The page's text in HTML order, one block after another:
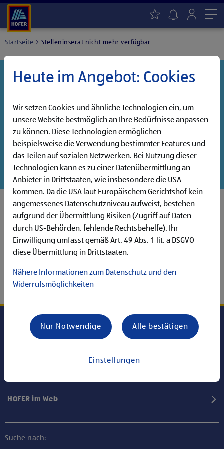
Startseite Stelleninserat nicht mehr verfügbar
haben noch weitere Jobs, die auf dich warten!
Danke für dein Interesse!
Entdecke unsere offenen Jobs oder abonniere deinen
persönlichen Jobalarm:
Jobsuche Jobalarm
HOFER im Web
Suche nach:
Heute im Angebot: Cookies
Wir setzen Cookies und ähnliche Technologien ein, um
unsere Website bestmöglich an Ihre Bedürfnisse anpassen
zu können. Diese Technologien ermöglichen
beispielsweise die Verwendung bestimmter Features und
das Teilen auf sozialen Netzwerken. Bei Nutzung dieser
Technologien kann es zu einer Datenübermittlung an
Anbieter in Drittstaaten, wie insbesondere die USA
kommen. Da die USA laut Europäischem Gerichtshof kein
angemessenes Datenschutzniveau aufweist, bestehen
aufgrund der Übermittlung Risiken (Zugriff auf Daten
durch US-Behörden, fehlende Rechtsbehelfe). Ihr
Einwilligung umfasst gemäß Art. 49 Abs. 1 lit. a DSGVO
diese Übermittlung in Drittstaaten.
Nähere Informationen zum Datenschutz und den
Widerrufsmöglichkeiten
Einstellungen
Nur Notwendige Alle bestätigen